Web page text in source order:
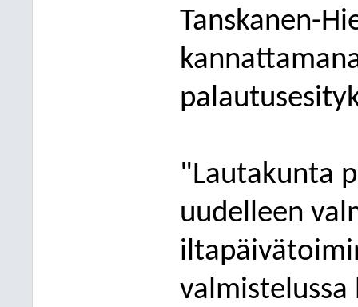
Tanskanen-
"Lautakunta
uudelleen